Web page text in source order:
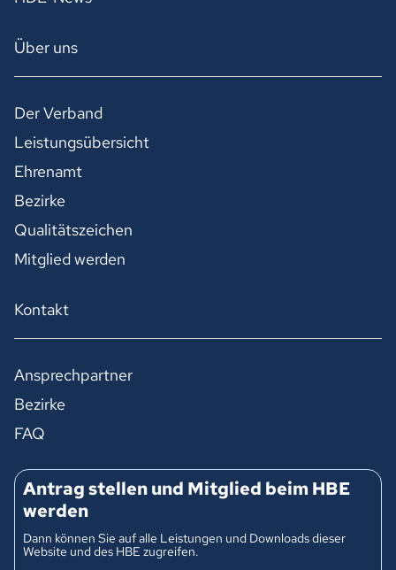
Über uns
Der Verband
Leistungsübersicht
Ehrenamt
Bezirke
Qualitätszeichen
Mitglied werden
Kontakt
Ansprechpartner
Bezirke
FAQ
Antrag stellen und Mitglied beim HBE
werden
Dann können Sie auf alle Leistungen und Downloads dieser
Website und des HBE zugreifen.